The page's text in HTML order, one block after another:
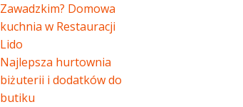
Zawadzkim? Domowa
kuchnia w Restauracji
Lido
Najlepsza hurtownia
biżuterii i dodatków do
butiku